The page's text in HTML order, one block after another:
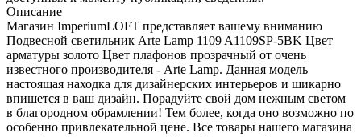
Описание
Магазин ImperiumLOFT представляет вашему вниманию
Подвесной светильник Arte Lamp 1109 A1109SP-5BK Цвет
арматуры золото Цвет плафонов прозрачный от очень
известного производителя - Arte Lamp. Данная модель
настоящая находка для дизайнерских интерьеров и шикарно
впишется в ваш дизайн. Порадуйте свой дом нежным светом
в благородном обрамлении! Тем более, когда оно возможно по
особенно привлекательной цене. Все товары нашего магазина